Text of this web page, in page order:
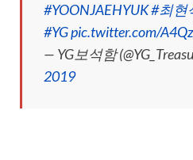
#YOONJAEHYUK#최현
#YGpic.twitter.com/
— YG보석함
2019